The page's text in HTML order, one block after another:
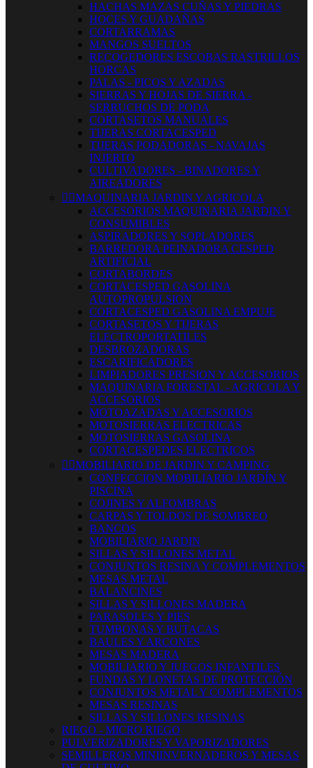
HACHAS MAZAS CUÑAS Y PIEDRAS
HOCES Y GUADAÑAS
CORTARRAMAS
MANGOS SUELTOS
RECOGEDORES ESCOBAS RASTRILLOS
HORCAS
PALAS - PICOS Y AZADAS
SIERRAS Y HOJAS DE SIERRA -
SERRUCHOS DE PODA
CORTASETOS MANUALES
TIJERAS CORTACESPED
TIJERAS PODADORAS - NAVAJAS
INJERTO
CULTIVADORES - BINADORES Y
AIREADORES
 MAQUINARIA JARDIN Y AGRICOLA
ACCESORIOS MAQUINARIA JARDIN Y
CONSUMIBLES
ASPIRADORES Y SOPLADORES
BARREDORA PEINADORA CESPED
ARTIFICIAL
CORTABORDES
CORTACESPED GASOLINA
AUTOPROPULSION
CORTACESPED GASOLINA EMPUJE
CORTASETOS Y TIJERAS
ELECTROPORTATILES
DESBROZADORAS
ESCARIFICADORES
LIMPIADORES PRESION Y ACCESORIOS
MAQUINARIA FORESTAL - AGRICOLA Y
ACCESORIOS
MOTOAZADAS Y ACCESORIOS
MOTOSIERRAS ELECTRICAS
MOTOSIERRAS GASOLINA
CORTACESPEDES ELECTRICOS
 MOBILIARIO DE JARDIN Y CAMPING
CONFECCION MOBILIARIO JARDÍN Y
PISCINA
COJINES Y ALFOMBRAS
CARPAS Y TOLDOS DE SOMBREO
BANCOS
MOBILIARIO JARDIN
SILLAS Y SILLONES METAL
CONJUNTOS RESINA Y COMPLEMENTOS
MESAS METAL
BALANCINES
SILLAS Y SILLONES MADERA
PARASOLES Y PIES
TUMBONAS Y BUTACAS
BAULES Y ARCONES
MESAS MADERA
MOBILIARIO Y JUEGOS INFANTILES
FUNDAS Y LONETAS DE PROTECCIÓN
CONJUNTOS METAL Y COMPLEMENTOS
MESAS RESINAS
SILLAS Y SILLONES RESINAS
RIEGO - MICRO RIEGO
PULVERIZADORES Y VAPORIZADORES
SEMILLEROS MINIINVERNADEROS Y MESAS